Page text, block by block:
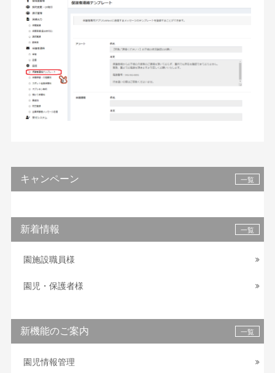
キャンペーン 一覧
新着情報 一覧
園施設職員様
園児・保護者様
新機能のご案内 一覧
園児情報管理